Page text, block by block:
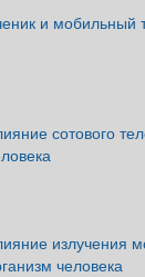
и мобильный
сотового
излучения
человека